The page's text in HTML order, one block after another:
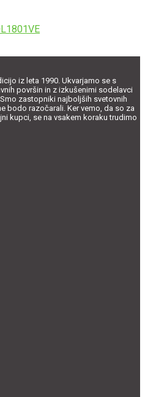
iz leta 1990. Ukvarjamo se s
površin in z izkušenimi sodelavci
zastopniki najboljših svetovnih
bodo razočarali. Ker vemo, da so za
kupci, se na vsakem koraku trudimo